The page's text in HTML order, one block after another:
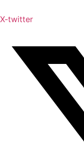
X-twitter